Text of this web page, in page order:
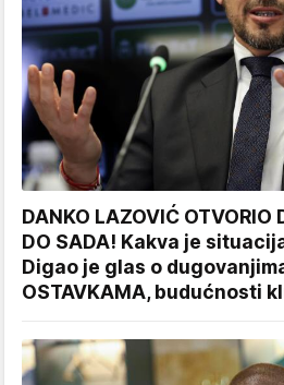
DANKO LAZOVIĆ OTVORIO
DO SADA! Kakva je
Digao je glas o
OSTAVKAMA, budućnosti